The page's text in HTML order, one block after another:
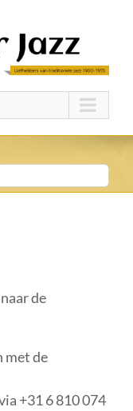
de
met de
+31 6 810 074